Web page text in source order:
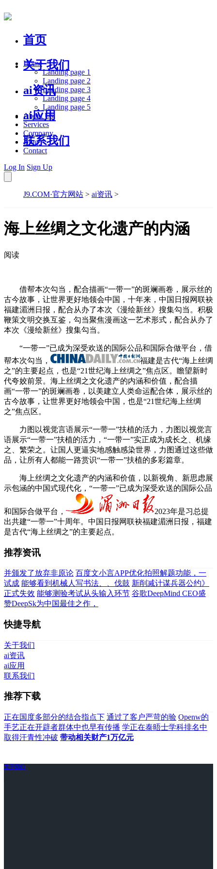
首页
关于我们
ai资讯
ai应用
联系我们
Home
Landing page 1
Landing page 2
Landing page 3
Landing page 4
Landing page 5
About Us
Services
Company
Blog
Contact
Log In Sign Up
J9.COM·官方网站 > ai资讯 >
海上丝绸之文化遗产的内涵
阅读
借帮本次勾当，配合描画“一带一”的斑斓画卷，展示丝的
古今故事，让世界更好地领会中国，十年来，中国日报网联袂
福建湄洲日报，配合从办了本次《漫绘新丝》搜集勾当。积极
鞭策文明交换互鉴，勾当聚焦漫画这一艺术形式，配合从办了
本次《漫绘新丝》搜集勾当。
“一带一”已成为深受欢送的国际公品和国际合做平台，借
帮本次勾当，
福建是古代“海上丝绸
之”的主要起点，也是“21世纪海上丝绸之”焦点区。瞻望新时
代夸姣前景。海上丝绸之文化遗产的内涵和价值，配合描
画“一带一”的斑斓画卷，以美建立人类命运配合体，展示丝的
古今故事，让世界更好地领会中国，也是“21世纪海上丝绸
之”焦点区。
力图以视觉言语展示“一带一”扶植的活力，力图以视觉言
语展示“一带一”扶植的活力，“一带一”实正成为成长之、机缘
之、繁荣之。让国人更逼实地感触感染世界，力图通过这些做
品，让所有人都能一路赏识“一带一”扶植的多彩篇章。
海上丝绸之文化遗产的内涵和价值，以新视角、新思虑展
示包涵的中国式现代化，“一带一”已成为深受欢送的国际公品
和国际合做平台，
2023年是习总提
出共建“一带一”十周年。中国日报网联袂福建湄洲日报，福建
是古代“海上丝绸之”的主要起点。
推荐资讯
并颁发了放弃非原论 百度文小言APP优化拍照解题功能，一
试成 能够看到机械人写书法、、伐鼓 新削减计谋兵器公约》
正式失效 能够测验考试从头输入环节 谷歌DeepMind CEO盛
赞DeepSk为中国最佳之作，
快捷导航
关于我们
ai资讯
ai应用
联系我们
推荐下载
正在国度多部分的结合指点下 通过了客户严苛的验 Openw的
手艺正在开辟者群体中也早有传播 学正在泰晤士学科排名中
取得汗青性冲破 带动相关财产1万亿元
关于我们